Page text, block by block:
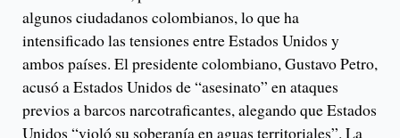
algunos ciudadanos colombianos, lo que ha
intensificado las tensiones entre Estados Unidos y
ambos países. El presidente colombiano, Gustavo Petro,
acusó a Estados Unidos de “asesinato” en ataques
previos a barcos narcotraficantes, alegando que Estados
Unidos “violó su soberanía en aguas territoriales”. La